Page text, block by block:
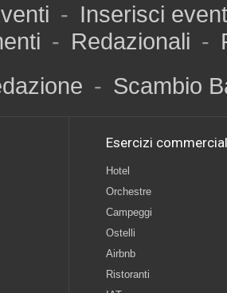
- Inserisci
- Redazionali -
- Scambio
Esercizi
Hotel
Orchestre
Campeggi
Ostelli
Airbnb
Ristoranti